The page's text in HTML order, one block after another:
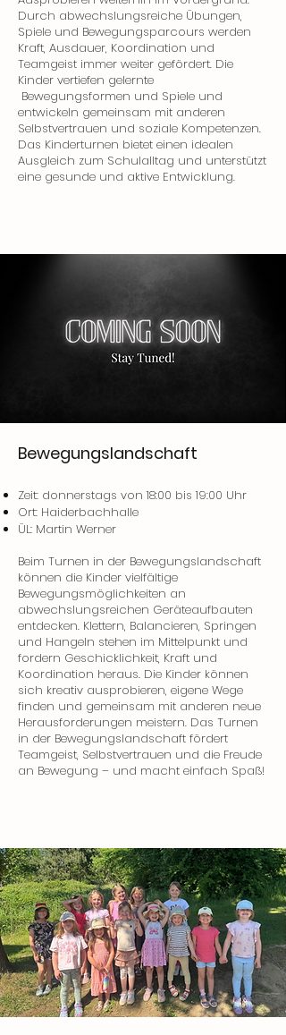
Durch abwechslungsreiche Übungen,
Spiele und Bewegungsparcours werden
Kraft, Ausdauer, Koordination und
Teamgeist immer weiter gefördert. Die
Kinder vertiefen gelernte
Bewegungsformen und Spiele und
entwickeln gemeinsam mit anderen
Selbstvertrauen und soziale Kompetenzen.
Das Kinderturnen bietet einen idealen
Ausgleich zum Schulalltag und unterstützt
eine gesunde und aktive Entwicklung.
Bewegungslandschaft
Zeit: donnerstags von 18:00 bis 19:00 Uhr
Ort: Haiderbachhalle
ÜL: Martin Werner
Beim Turnen in der Bewegungslandschaft
können die Kinder vielfältige
Bewegungsmöglichkeiten an
abwechslungsreichen Geräteaufbauten
entdecken. Klettern, Balancieren, Springen
und Hangeln stehen im Mittelpunkt und
fordern Geschicklichkeit, Kraft und
Koordination heraus. Die Kinder können
sich kreativ ausprobieren, eigene Wege
finden und gemeinsam mit anderen neue
Herausforderungen meistern. Das Turnen
in der Bewegungslandschaft fördert
Teamgeist, Selbstvertrauen und die Freude
an Bewegung – und macht einfach Spaß!